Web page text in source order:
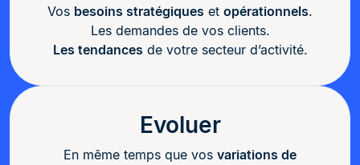
Vos besoins stratégiques et opérationnels.
Les demandes de vos clients.
Les tendances de votre secteur d’activité.
Evoluer
En même temps que vos variations de